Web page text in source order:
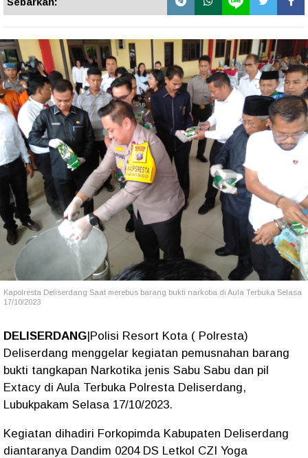
Kapolresta Deliserdang Saat merebus barang bukti narkoba di Aula Terbuka Selasa
17/10/2023
DELISERDANG|Polisi Resort Kota ( Polresta)
Deliserdang menggelar kegiatan pemusnahan barang
bukti tangkapan Narkotika jenis Sabu Sabu dan pil
Extacy di Aula Terbuka Polresta Deliserdang,
Lubukpakam Selasa 17/10/2023.
Kegiatan dihadiri Forkopimda Kabupaten Deliserdang
diantaranya Dandim 0204 DS Letkol CZI Yoga